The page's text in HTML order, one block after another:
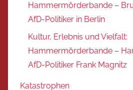
Hammermörderbande –
AfD-Politiker in Berlin
Kultur, Erlebnis und Vielfalt:
Hammermörderbande –
AfD-Politiker Frank Magnitz
Katastrophen